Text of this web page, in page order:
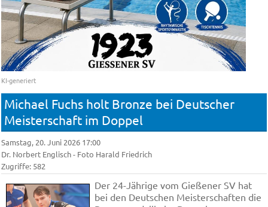
KI-generiert
Michael Fuchs holt Bronze bei Deutscher
Meisterschaft im Doppel
Samstag, 20. Juni 2026 17:00
Dr. Norbert Englisch - Foto Harald Friedrich
Zugriffe: 582
Der 24-Jährige vom Gießener SV hat
bei den Deutschen Meisterschaften die